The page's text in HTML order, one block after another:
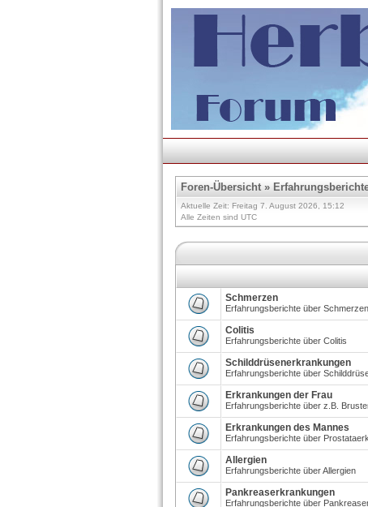
Foren-Übersicht»
Aktuelle Zeit: Freitag 7. August 2026, 15:12
Alle Zeiten sind UTC
Schmerzen
Erfahrungsberichte über Schmerzen
Colitis
Erfahrungsberichte über Colitis
Schilddrüsenerkrankungen
Erfahrungsberichte über
Erkrankungen der Frau
Erfahrungsberichte über z.B.
Erkrankungen des Mannes
Erfahrungsberichte über
Allergien
Erfahrungsberichte über Allergien
Pankreaserkrankungen
Erfahrungsberichte über